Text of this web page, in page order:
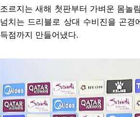
조르지는 새해 첫판부터 가벼운 몸놀
넘치는 드리블로 상대 수비진을 곤
득점까지 만들어냈다.